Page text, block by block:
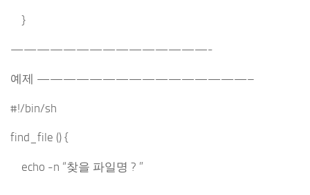
}
———————————————-
예제 ————————————————–
#!/bin/sh
find_file () {
echo -n “찾을 파일명 ? ”